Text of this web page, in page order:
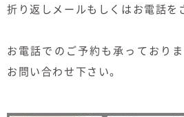
折り返しメールもしくはお電話を
お電話でのご予約も承っており
お問い合わせ下さい。